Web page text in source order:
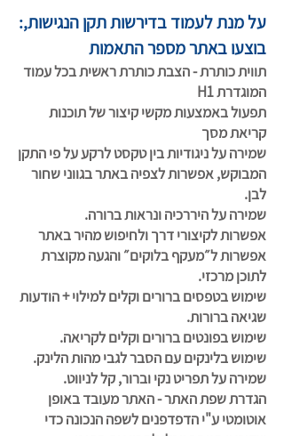
:על מנת לעמוד בדירשות תקן הנגישות,
בוצעו באתר מספר התאמות
תווית כותרת - הצבת כותרת ראשית בכל עמוד
המוגדרת H1
תפעול באמצעות מקשי קיצור של תוכנות
קריאת מסך
שמירה על ניגודיות בין טקסט לרקע על פי התקן
המבוקש, אפשרות לצפיה באתר בגווני שחור
לבן.​
שמירה על היררכיה ונראות ברורה.
אפשרות לקיצורי דרך ולחיפוש מהיר באתר
אפשרות ל״מעקף בלוקים״ והגעה מקוצרת
לתוכן מרכזי.
שימוש בטפסים ברורים וקלים למילוי + הודעות
שגיאה ברורות.
שימוש בפונטים ברורים וקלים לקריאה.
שימוש בלינקים עם הסבר לגבי מהות הלינק.
שמירה על תפריט נקי וברור, קל לניווט.
הגדרת שפת האתר - האתר מעובד באופן
אוטומטי ע"י הדפדפנים לשפה הנכונה כדי